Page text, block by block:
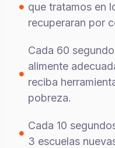
que tratamos en
recuperaran por
Cada 60
alimente
reciba
pobreza.
Cada 10
3 escuelas